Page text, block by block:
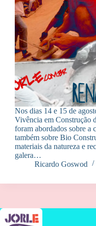
Nos dias 14 e 15 de
Vivência em Construção
foram abordados sobre a
também sobre Bio
materiais da natureza e
galera…
Ricardo Goswod